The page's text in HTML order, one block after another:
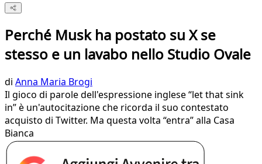
Perché Musk ha postato su X se
stesso e un lavabo nello Studio Ovale
di Anna Maria Brogi
Il gioco di parole dell'espressione inglese “let that sink
in” è un'autocitazione che ricorda il suo contestato
acquisto di Twitter. Ma questa volta “entra” alla Casa
Bianca